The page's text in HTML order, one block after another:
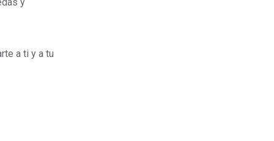
a ti y a tu